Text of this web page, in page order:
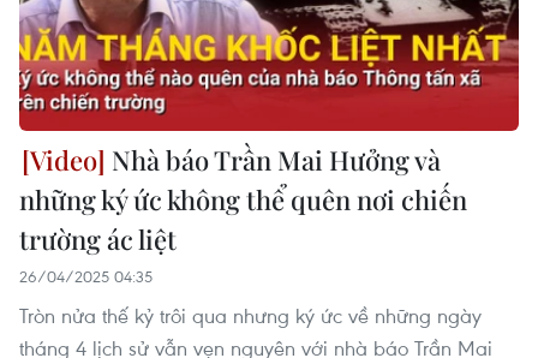
Nhà báo Trần Mai Hưởng và
những ký ức không thể quên nơi chiến
trường ác liệt
26/04/2025 04:35
Tròn nửa thế kỷ trôi qua nhưng ký ức về những ngày
tháng 4 lịch sử vẫn vẹn nguyên với nhà báo Trần Mai